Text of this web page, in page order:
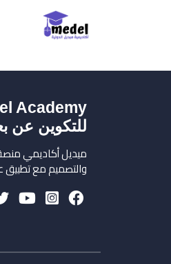
للتكوين عن
ميديل أكاديمي
والتصميم مع